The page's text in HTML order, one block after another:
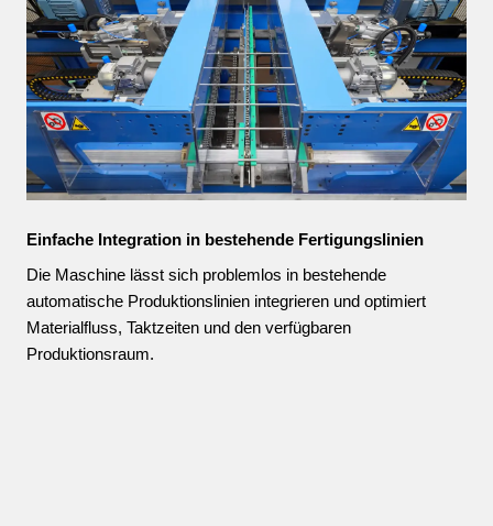
Einfache Integration in bestehende Fertigungslinien
Die Maschine lässt sich problemlos in bestehende
automatische Produktionslinien integrieren und optimiert
Materialfluss, Taktzeiten und den verfügbaren
Produktionsraum.